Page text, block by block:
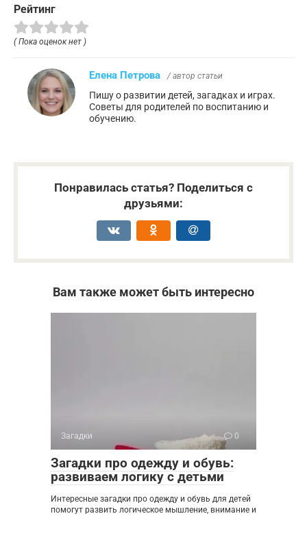
Рейтинг
( Пока оценок нет )
Елена Петрова / автор статьи
Пишу о развитии детей, загадках и играх.
Советы для родителей по воспитанию и
обучению.
Понравилась статья? Поделиться с
друзьями:
Вам также может быть интересно
Загадки 0
Загадки про одежду и обувь:
развиваем логику с детьми
Интересные загадки про одежду и обувь для детей
помогут развить логическое мышление, внимание и